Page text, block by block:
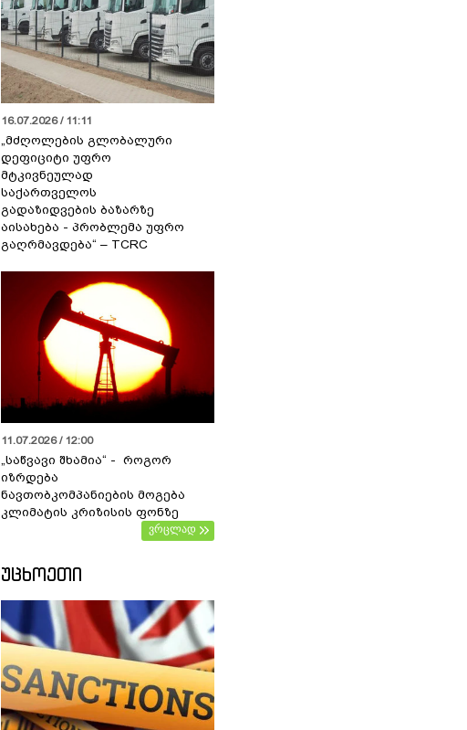
16.07.2026 / 11:11
„მძღოლების გლობალური
დეფიციტი უფრო
მტკივნეულად
საქართველოს
გადაზიდვების ბაზარზე
აისახება - პრობლემა უფრო
გაღრმავდება“ – TCRC
11.07.2026 / 12:00
„საწვავი შხამია“ - როგორ
იზრდება
ნავთობკომპანიების მოგება
კლიმატის კრიზისის ფონზე
ვრცლად
ᲣᲪᲮᲝᲔᲗᲘ